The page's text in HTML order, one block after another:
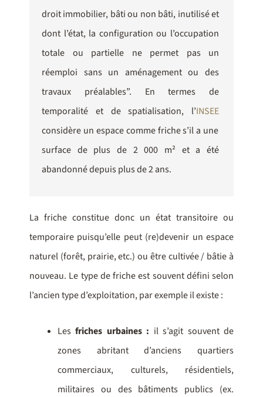
droit immobilier, bâti ou non bâti, inutilisé et
dont l’état, la configuration ou l’occupation
totale ou partielle ne permet pas un
réemploi sans un aménagement ou des
travaux préalables”. En termes de
temporalité et de spatialisation, l’INSEE
considère un espace comme friche s’il a une
surface de plus de 2 000 m² et a été
abandonné depuis plus de 2 ans.
La friche constitue donc un état transitoire ou
temporaire puisqu’elle peut (re)devenir un espace
naturel (forêt, prairie, etc.) ou être cultivée / bâtie à
nouveau. Le type de friche est souvent défini selon
l’ancien type d’exploitation, par exemple il existe :
Lesfriches urbaines : il s’agit souvent de
zones abritant d’anciens quartiers
commerciaux, culturels, résidentiels,
militaires ou des bâtiments publics (ex.